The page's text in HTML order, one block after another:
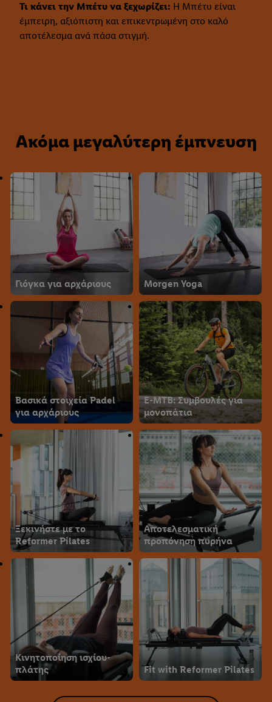
Τι κάνει την Μπέτυ να ξεχωρίζει: Η Μπέτυ είναι
έμπειρη, αξιόπιστη και επικεντρωμένη στο καλό
αποτέλεσμα ανά πάσα στιγμή.
Ακόμα μεγαλύτερη έμπνευση
Γιόγκα για αρχάριους Morgen Yoga
Βασικά στοιχεία Padel
για αρχάριους
E-MTB: Συμβουλές για
μονοπάτια
Ξεκινήστε με το
Reformer Pilates
Αποτελεσματική
προπόνηση πυρήνα
Κινητοποίηση ισχίου-
πλάτης
Fit with Reformer Pilates